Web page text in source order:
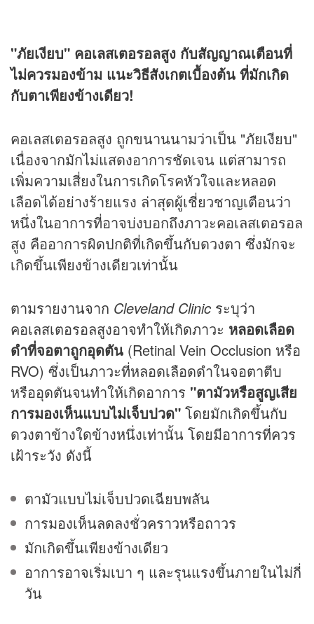
"ภัยเงียบ" คอเลสเตอรอลสูง กับสัญญาณเตือนที่
ไม่ควรมองข้าม แนะวิธีสังเกตเบื้องต้น ที่มักเกิด
กับตาเพียงข้างเดียว!
คอเลสเตอรอลสูง ถูกขนานนามว่าเป็น "ภัยเงียบ"
เนื่องจากมักไม่แสดงอาการชัดเจน แต่สามารถ
เพิ่มความเสี่ยงในการเกิดโรคหัวใจและหลอด
เลือดได้อย่างร้ายแรง ล่าสุดผู้เชี่ยวชาญเตือนว่า
หนึ่งในอาการที่อาจบ่งบอกถึงภาวะคอเลสเตอรอล
สูง คืออาการผิดปกติที่เกิดขึ้นกับดวงตา ซึ่งมักจะ
เกิดขึ้นเพียงข้างเดียวเท่านั้น
ตามรายงานจาก Cleveland Clinic ระบุว่า
คอเลสเตอรอลสูงอาจทำให้เกิดภาวะ หลอดเลือด
ดำที่จอตาถูกอุดตัน (Retinal Vein Occlusion หรือ
RVO) ซึ่งเป็นภาวะที่หลอดเลือดดำในจอตาตีบ
หรืออุดตันจนทำให้เกิดอาการ "ตามัวหรือสูญเสีย
การมองเห็นแบบไม่เจ็บปวด" โดยมักเกิดขึ้นกับ
ดวงตาข้างใดข้างหนึ่งเท่านั้น โดยมีอาการที่ควร
เฝ้าระวัง ดังนี้
ตามัวแบบไม่เจ็บปวดเฉียบพลัน
การมองเห็นลดลงชั่วคราวหรือถาวร
มักเกิดขึ้นเพียงข้างเดียว
อาการอาจเริ่มเบา ๆ และรุนแรงขึ้นภายในไม่กี่
วัน